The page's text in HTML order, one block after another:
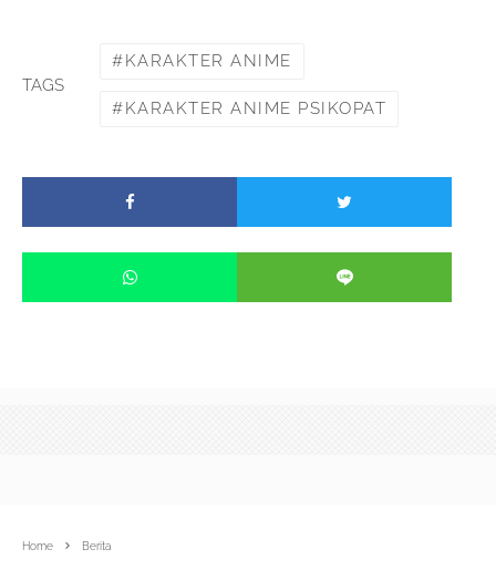
TAGS
KARAKTER ANIME
KARAKTER ANIME PSIKOPAT
Home Berita